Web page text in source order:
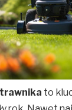
trawnika to